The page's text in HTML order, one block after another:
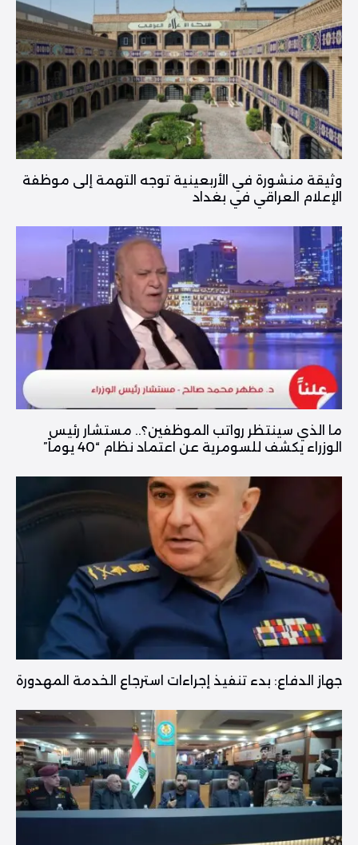
وثيقة منشورة في الأربعينية توجه التهمة إلى موظفة
الإعلام العراقي في بغداد
ما الذي سينتظر رواتب الموظفين؟.. مستشار رئيس
الوزراء يكشف للسومرية عن اعتماد نظام “40 يوماً”
جهاز الدفاع: بدء تنفيذ إجراءات استرجاع الخدمة المهدورة